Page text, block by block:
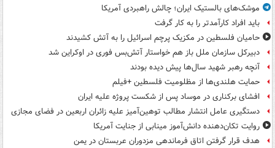
موشک‌های بالستیک ایران؛ چالش راهبردی آمریکا
باید افراد کارآمدتر را به کار گرفت
حامیان فلسطین در مکزیک پرچم اسرائیل را به آتش کشیدند
دبیرکل سازمان ملل باز هم خواستار آتش‌بس فوری در اوکراین شد
آنچه رهبر شهید سال‌ها پیش دیده بودند
حمایت هلندی‌ها از مظلومیت فلسطین +فیلم
افشای برکناری در موساد پس از شکست پروژه علیه ایران
دستگیری عامل انتشار مطالب توهین‌آمیز علیه زائران اربعین در فضای مجازی
روایت تکان‌دهنده دانش‌آموز مینابی از جنایت آمریکا
هدف قرار گرفتن اتاق‌ فرماندهی مزدوران عربستان در یمن